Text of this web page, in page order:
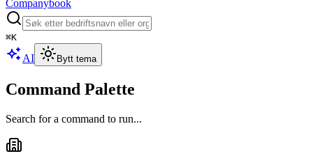
Companybook
⌘K
AI Bytt tema
Command Palette
Search for a command to run...